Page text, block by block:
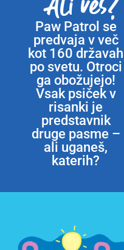
Paw Patrol se
predvaja v več
kot 160 državah
po svetu. Otroci
ga obožujejo!
Vsak psiček v
risanki je
predstavnik
druge pasme –
ali uganeš,
katerih?